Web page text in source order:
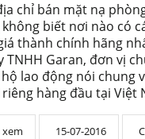
chỉ bán mặt nạ
biết nơi nào có
thành chính hãng
TNHH Garan, đơn vị
lao động nói chung
hàng đầu tại Việt
15-07-2016